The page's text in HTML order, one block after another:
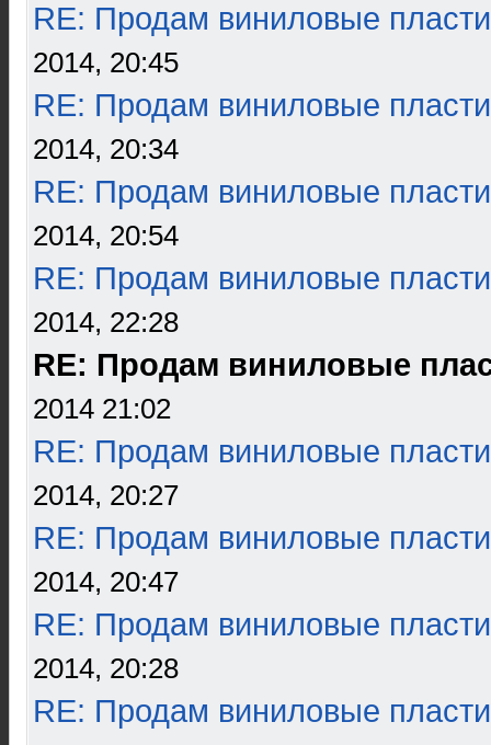
RE: Продам виниловые
2014, 20:45
RE: Продам виниловые
2014, 20:34
RE: Продам виниловые
2014, 20:54
RE: Продам виниловые
2014, 22:28
RE: Продам виниловые
2014 21:02
RE: Продам виниловые
2014, 20:27
RE: Продам виниловые
2014, 20:47
RE: Продам виниловые
2014, 20:28
RE: Продам виниловые